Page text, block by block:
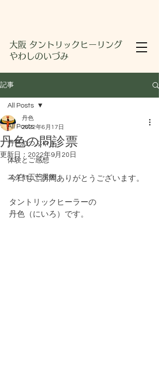
大阪 タントリックヒーリング
やわしのいづみ
記事
All Posts
丹色のつぶやき
体験とご感想
ユダヤ五芒星術
All Posts
丹色の問診票
丹色
2022年6月17日
更新日： 2022年9月20日
今日もご訪問ありがとうございます。
タントリックヒーラーの
丹色（にいろ）です。